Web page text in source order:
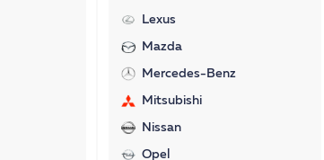
Lexus
Mazda
Mercedes-Benz
Mitsubishi
Nissan
Opel